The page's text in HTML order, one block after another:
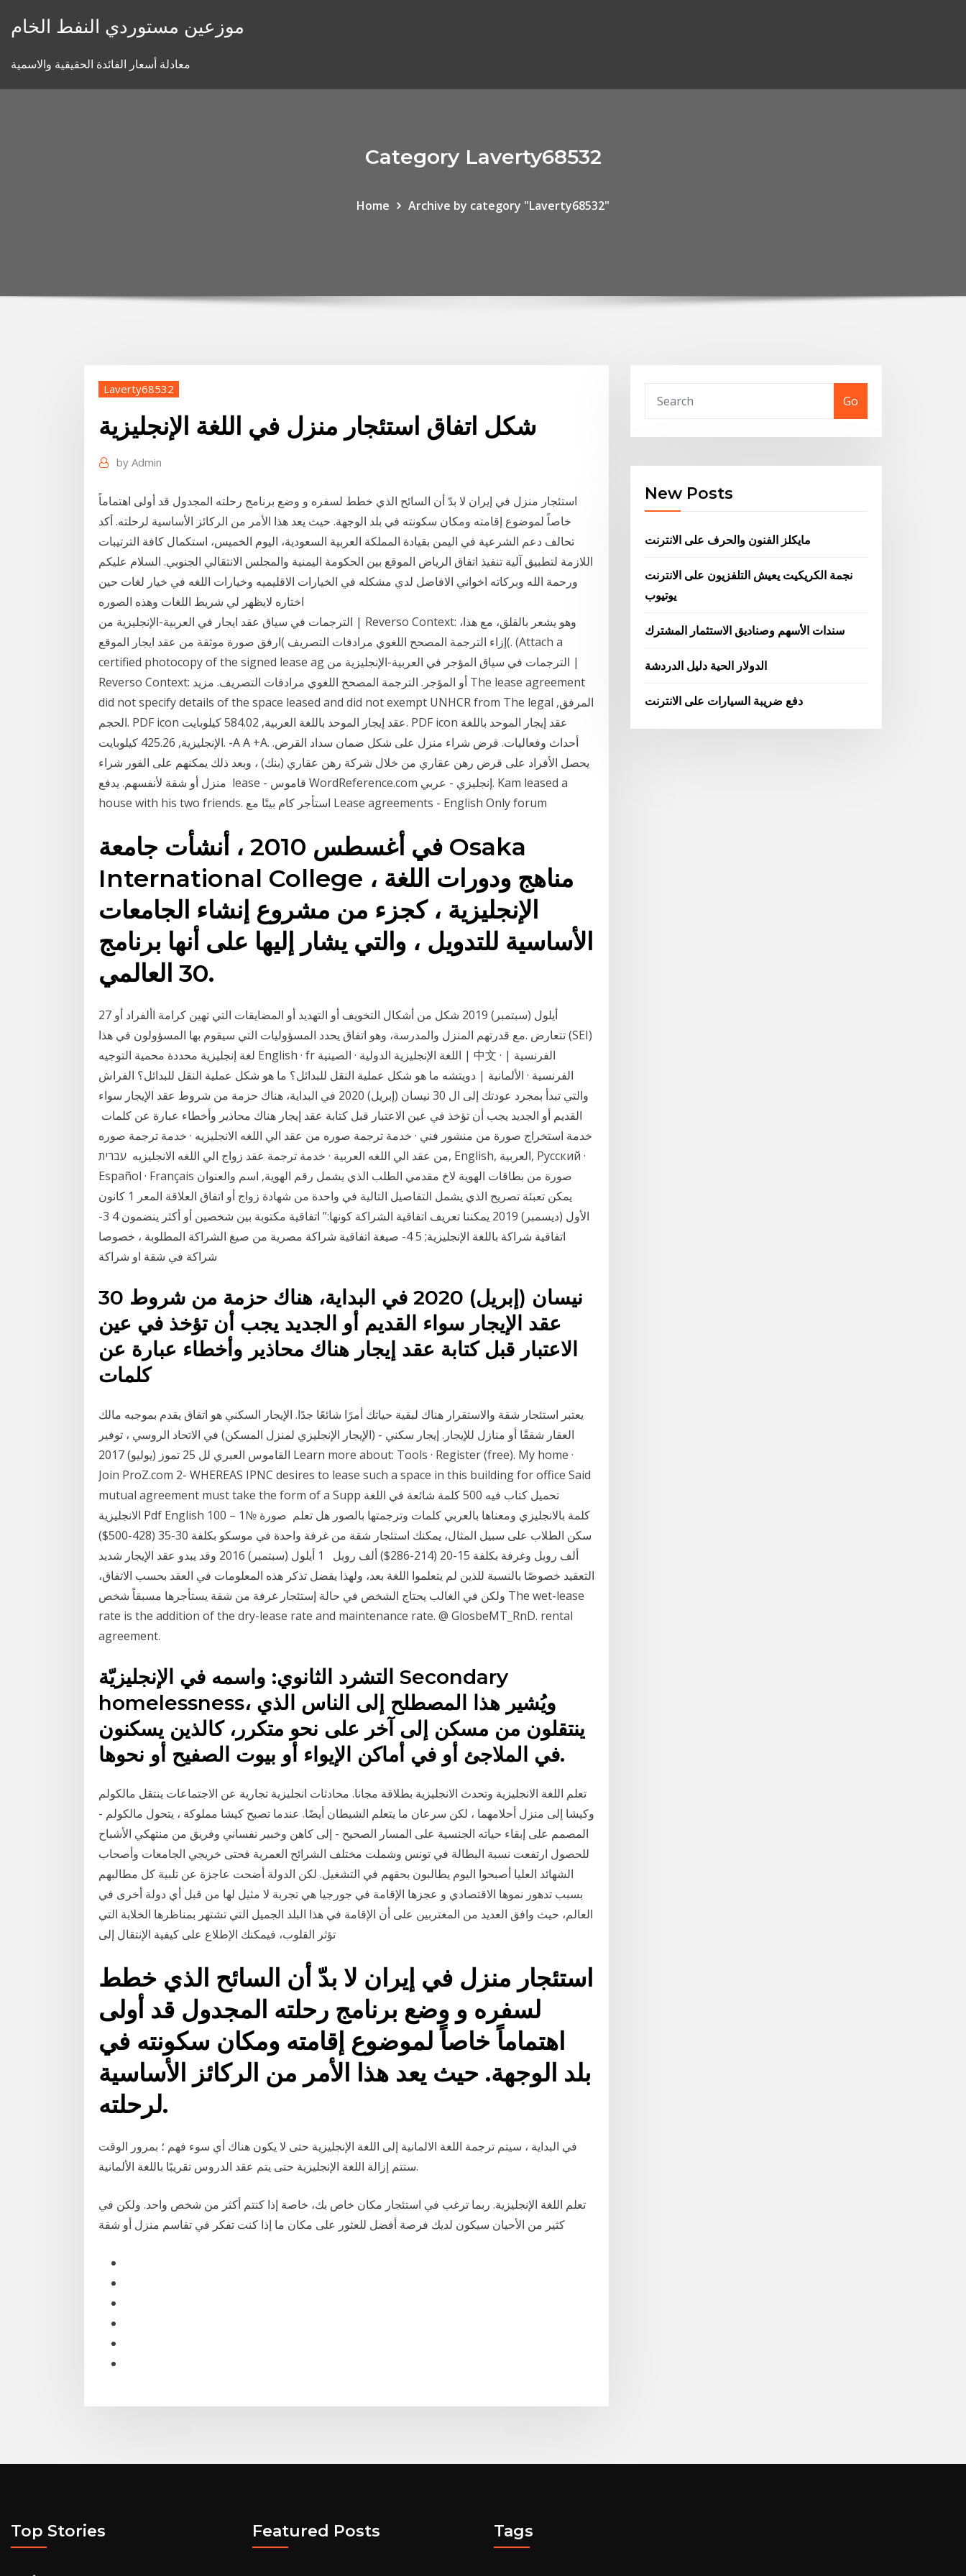
موزعين مستوردي النفط الخام
معادلة أسعار الفائدة الحقيقية والاسمية
Category Laverty68532
Home Archive by category "Laverty68532"
Laverty68532
شكل اتفاق استئجار منزل في اللغة الإنجليزية
by Admin
استئجار منزل في إيران لا بدّ أن السائح الذي خطط لسفره و وضع برنامج رحلته المجدول قد أولى اهتماماً
خاصاً لموضوع إقامته ومكان سكونته في بلد الوجهة. حيث يعد هذا الأمر من الركائز الأساسية لرحلته. أكد
تحالف دعم الشرعية في اليمن بقيادة المملكة العربية السعودية، اليوم الخميس، استكمال كافة الترتيبات
اللازمة لتطبيق آلية تنفيذ اتفاق الرياض الموقع بين الحكومة اليمنية والمجلس الانتقالي الجنوبي. السلام عليكم
ورحمة الله وبركاته اخواني الافاضل لدي مشكله في الخيارات الاقليميه وخيارات اللغه في خيار لغات حين
اختاره لايظهر لي شريط اللغات وهذه الصوره
الترجمات في سياق عقد ايجار في العربية-الإنجليزية من | Reverso Context: وهو يشعر بالقلق، مع هذا،
إزاء الترجمة المصحح اللغوي مرادفات التصريف )ارفق صورة موثقة من عقد ايجار الموقع(. (Attach a
certified photocopy of the signed lease ag الترجمات في سياق المؤجر في العربية-الإنجليزية من |
Reverso Context: أو المؤجر. الترجمة المصحح اللغوي مرادفات التصريف. مزيد The lease agreement
did not specify details of the space leased and did not exempt UNHCR from The legal المرفق,
الحجم. PDF icon عقد إيجار الموحد باللغة العربية, 584.02 كيلوبايت. PDF icon عقد إيجار الموحد باللغة
الإنجليزية, 425.26 كيلوبايت. -A A +A. أحداث وفعاليات. قرض شراء منزل على شكل ضمان سداد القرض.
يحصل الأفراد على قرض رهن عقاري من خلال شركة رهن عقاري (بنك) ، وبعد ذلك يمكنهم على الفور شراء
منزل أو شقة لأنفسهم. يدفع lease - قاموس WordReference.com إنجليزي - عربي. Kam leased a
house with his two friends. استأجر كام بيتًا مع Lease agreements - English Only forum
في أغسطس 2010 ، أنشأت جامعة Osaka
International College ، مناهج ودورات اللغة
الإنجليزية ، كجزء من مشروع إنشاء الجامعات
الأساسية للتدويل ، والتي يشار إليها على أنها برنامج
30 العالمي.
27 أيلول (سبتمبر) 2019 شكل من أشكال التخويف أو التهديد أو المضايقات التي تهين كرامة األفراد أو
تتعارض .مع قدرتهم المنزل والمدرسة، وهو اتفاق يحدد المسؤوليات التي سيقوم بها المسؤولون في هذا (SEI)
لغة إنجليزية محددة محمية التوجيه English · fr اللغة الإنجليزية الدولية · الصينية | 中文 · الفرنسية |
الفرنسية · الألمانية | دويتشه ما هو شكل عملية النقل للبدائل؟ ما هو شكل عملية النقل للبدائل؟ الفراش
والتي تبدأ بمجرد عودتك إلى ال 30 نيسان (إبريل) 2020 في البداية، هناك حزمة من شروط عقد الإيجار سواء
القديم أو الجديد يجب أن تؤخذ في عين الاعتبار قبل كتابة عقد إيجار هناك محاذير وأخطاء عبارة عن كلمات
خدمة استخراج صورة من منشور فني · خدمة ترجمة صوره من عقد الي اللغه الانجليزيه · خدمة ترجمة صوره
من عقد الي اللغه العربية · خدمة ترجمة عقد زواج الي اللغه الانجليزيه עברית, English, العربية, Русский ·
Español · Français صورة من بطاقات الهوية لاخ مقدمي الطلب الذي يشمل رقم الهوية, اسم والعنوان
يمكن تعبئة تصريح الذي يشمل التفاصيل التالية في واحدة من شهادة زواج أو اتفاق العلاقة المعر 1 كانون
الأول (ديسمبر) 2019 يمكننا تعريف اتفاقية الشراكة كونها:” اتفاقية مكتوبة بين شخصين أو أكثر ينضمون 4 3-
اتفاقية شراكة باللغة الإنجليزية; 5 4- صيغة اتفاقية شراكة مصرية من صيغ الشراكة المطلوبة ، خصوصا
شراكة في شقة او شراكة
30 نيسان (إبريل) 2020 في البداية، هناك حزمة من شروط
عقد الإيجار سواء القديم أو الجديد يجب أن تؤخذ في عين
الاعتبار قبل كتابة عقد إيجار هناك محاذير وأخطاء عبارة عن
كلمات
يعتبر استئجار شقة والاستقرار هناك لبقية حياتك أمرًا شائعًا جدًا. الإيجار السكني هو اتفاق يقدم بموجبه مالك
العقار شققًا أو منازل للإيجار. إيجار سكني - (الإيجار الإنجليزي لمنزل المسكن) في الاتحاد الروسي ، توفير
القاموس العبري لل 25 تموز (يوليو) 2017 Learn more about: Tools · Register (free). My home ·
Join ProZ.com 2- WHEREAS IPNC desires to lease such a space in this building for office Said
mutual agreement must take the form of a Supp تحميل كتاب فيه 500 كلمة شائعة في اللغة
الانجليزية Pdf English 100 كلمة بالانجليزي ومعناها بالعربي كلمات وترجمتها بالصور هل تعلم صورة №1 –
سكن الطلاب على سبيل المثال، يمكنك استئجار شقة من غرفة واحدة في موسكو بكلفة 30-35 (428-500$)
ألف روبل وغرفة بكلفة 15-20 (214-286$) ألف روبل 1 أيلول (سبتمبر) 2016 وقد يبدو عقد الإيجار شديد
التعقيد خصوصًا بالنسبة للذين لم يتعلموا اللغة بعد، ولهذا يفضل تذكر هذه المعلومات في العقد بحسب الاتفاق،
ولكن في الغالب يحتاج الشخص في حالة إستئجار غرفة من شقة يستأجرها مسبقاً شخص The wet-lease
rate is the addition of the dry-lease rate and maintenance rate. @ GlosbeMT_RnD. rental
agreement.
التشرد الثانوي: واسمه في الإنجليزيّة Secondary
homelessness، ويُشير هذا المصطلح إلى الناس الذي
ينتقلون من مسكن إلى آخر على نحو متكرر، كالذين يسكنون
في الملاجئ أو في أماكن الإيواء أو بيوت الصفيح أو نحوها.
تعلم اللغة الانجليزية وتحدث الانجليزية بطلاقة مجانا. محادثات انجليزية تجارية عن الاجتماعات ينتقل مالكولم
وكيشا إلى منزل أحلامهما ، لكن سرعان ما يتعلم الشيطان أيضًا. عندما تصبح كيشا مملوكة ، يتحول مالكولم -
المصمم على إبقاء حياته الجنسية على المسار الصحيح - إلى كاهن وخبير نفساني وفريق من منتهكي الأشباح
للحصول ارتفعت نسبة البطالة في تونس وشملت مختلف الشرائح العمرية فحتى خريجي الجامعات وأصحاب
الشهائد العليا أصبحوا اليوم يطالبون بحقهم في التشغيل. لكن الدولة أضحت عاجزة عن تلبية كل مطالبهم
بسبب تدهور نموها الاقتصادي و عجزها الإقامة في جورجيا هي تجربة لا مثيل لها من قبل أي دولة أخرى في
العالم، حيث وافق العديد من المغتربين على أن الإقامة في هذا البلد الجميل التي تشتهر بمناظرها الخلابة التي
تؤثر القلوب، فيمكنك الإطلاع على كيفية الإنتقال إلى
استئجار منزل في إيران لا بدّ أن السائح الذي خطط
لسفره و وضع برنامج رحلته المجدول قد أولى
اهتماماً خاصاً لموضوع إقامته ومكان سكونته في
بلد الوجهة. حيث يعد هذا الأمر من الركائز الأساسية
لرحلته.
في البداية ، سيتم ترجمة اللغة الالمانية إلى اللغة الإنجليزية حتى لا يكون هناك أي سوء فهم ؛ بمرور الوقت
ستتم إزالة اللغة الإنجليزية حتى يتم عقد الدروس تقريبًا باللغة الألمانية.
تعلم اللغة الإنجليزية. ربما ترغب في استئجار مكان خاص بك، خاصة إذا كنتم أكثر من شخص واحد. ولكن في
كثير من الأحيان سيكون لديك فرصة أفضل للعثور على مكان ما إذا كنت تفكر في تقاسم منزل أو شقة
Go
New Posts
مايكلز الفنون والحرف على الانترنت
نجمة الكريكيت يعيش التلفزيون على الانترنت
يوتيوب
سندات الأسهم وصناديق الاستثمار المشترك
الدولار الحية دليل الدردشة
دفع ضريبة السيارات على الانترنت
Top Stories Featured Posts Tags